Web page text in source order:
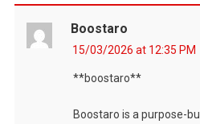
Boostaro
15/03/2026 at 12:35 PM
**boostaro**
Boostaro is a purpose-